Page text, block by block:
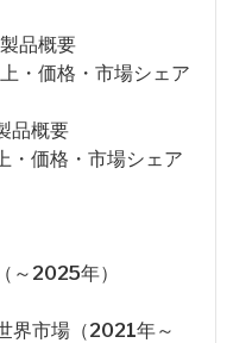
品概要
・価格・市場シェア
品概要
・価格・市場シェア
～2025年）
界市場（2021年～